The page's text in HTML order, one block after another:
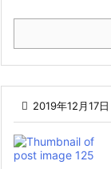
 2019年12月17日